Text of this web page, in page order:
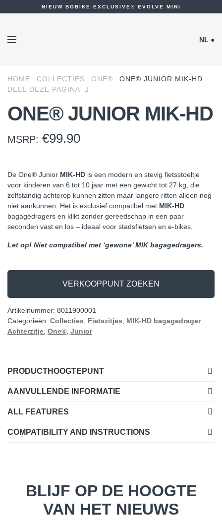
NIEUW BOBIKE EXCLUSIVE® EVOLVE MINI
NL ●
HOME COLLECTIES ONE®
ONE® JUNIOR MIK-HD
DEEL DEZE PAGINA
ONE® JUNIOR MIK-HD
MSRP: €99.90
De One® Junior MIK-HD is een modern en stevig fietsstoeltje
voor kinderen van 6 tot 10 jaar met een gewicht tot 27 kg, die
zelfstandig achterop kunnen zitten maar langere ritten alleen nog
niet aankunnen. Het is exclusief compatibel met MIK-HD
bagagedragers en klikt zonder gereedschap in een paar
seconden vast en los – ideaal voor stadsfietsen en e-bikes.
Let op! Niet compatibel met ‘gewone’ MIK bagagedragers.
VERKOOPPUNT ZOEKEN
Artikelnummer: 8011900001
Categorieën: Collecties Fietszitjes
MIK-HD bagagedrager
Achterzitje One® Junior
PRODUCTHOOGTEPUNT
AANVULLENDE INFORMATIE
ALL FEATURES
COMPATIBILITY AND INSTRUCTIONS
BLIJF OP DE HOOGTE
VAN HET NIEUWS